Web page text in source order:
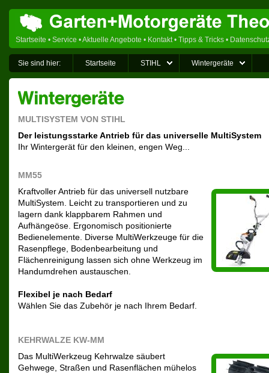
Startseite • Service •Aktuelle Angebote • Kontakt• Tipps & Tricks •
Sie sind hier: Startseite STIHL Wintergeräte
MULTISYSTEM VON STIHL
Der leistungsstarke Antrieb für das universelle MultiSystem
Ihr Wintergerät für den kleinen, engen Weg...
MM55
Kraftvoller Antrieb für das universell nutzbare
MultiSystem. Leicht zu transportieren und zu
lagern dank klappbarem Rahmen und
Aufhängeöse. Ergonomisch positionierte
Bedienelemente. Diverse MultiWerkzeuge für die
Rasenpflege, Bodenbearbeitung und
Flächenreinigung lassen sich ohne Werkzeug im
Handumdrehen austauschen.
Flexibel je nach Bedarf
Wählen Sie das Zubehör je nach Ihrem Bedarf.
KEHRWALZE KW-MM
Das MultiWerkzeug Kehrwalze säubert
Gehwege, Straßen und Rasenflächen mühelos